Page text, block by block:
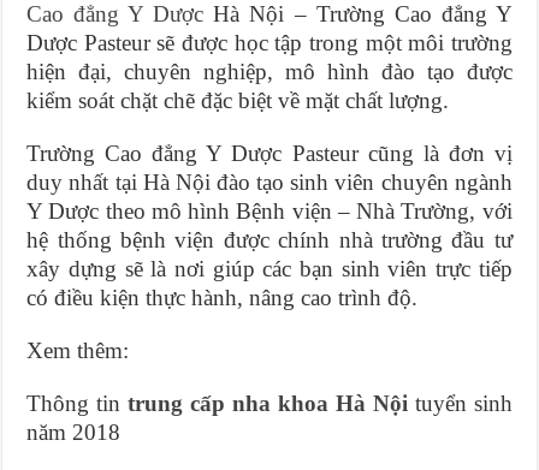
Cao đẳng Y Dược Hà Nội – Trường Cao đẳng Y
Dược Pasteur sẽ được học tập trong một môi trường
hiện đại, chuyên nghiệp, mô hình đào tạo được
kiểm soát chặt chẽ đặc biệt về mặt chất lượng.
Trường Cao đẳng Y Dược Pasteur cũng là đơn vị
duy nhất tại Hà Nội đào tạo sinh viên chuyên ngành
Y Dược theo mô hình Bệnh viện – Nhà Trường, với
hệ thống bệnh viện được chính nhà trường đầu tư
xây dựng sẽ là nơi giúp các bạn sinh viên trực tiếp
có điều kiện thực hành, nâng cao trình độ.
Xem thêm:
Thông tintrung cấp nha khoa Hà Nộituyển sinh
năm 2018